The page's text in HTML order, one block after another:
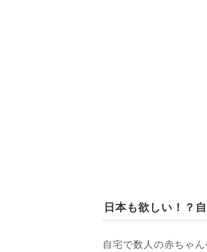
日本も欲しい！？
自宅で数人の赤ちゃ